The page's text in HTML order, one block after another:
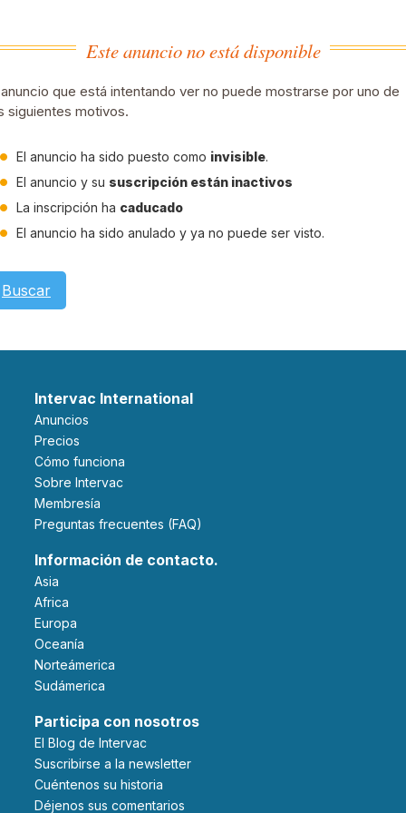
Este anuncio no está disponible
que está intentando ver no puede mostrarse por uno de
siguientes motivos.
El anuncio ha sido puesto como invisible.
El anuncio y su suscripción están inactivos
La inscripción ha caducado
El anuncio ha sido anulado y ya no puede ser visto.
Buscar
Intervac International
Anuncios
Precios
Cómo funciona
Sobre Intervac
Membresía
Preguntas frecuentes (FAQ)
Información de contacto.
Asia
Africa
Europa
Oceanía
Norteámerica
Sudámerica
Participa con nosotros
El Blog de Intervac
Suscribirse a la newsletter
Cuéntenos su historia
Déjenos sus comentarios